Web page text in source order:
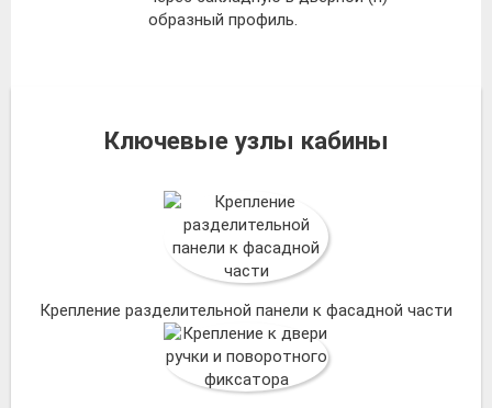
образный профиль.
Ключевые узлы кабины
Крепление разделительной панели к фасадной части